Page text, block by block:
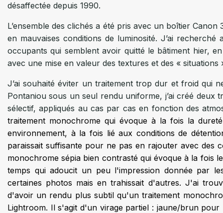
désaffectée depuis 1990.
L’ensemble des clichés a été pris avec un boîtier
en mauvaises conditions de luminosité. J’ai
occupants qui semblent avoir quitté le bâtiment hier,
avec une mise en valeur des textures et des « situations
J’ai souhaité éviter un traitement trop dur et froid qui
Pontaniou sous un seul rendu uniforme, j’ai créé
sélectif, appliqués au cas par cas en fonction des
traitement monochrome qui évoque à la fois la
environnement, à la fois lié aux conditions de
paraissait suffisante pour ne pas en rajouter avec des
monochrome sépia bien contrasté qui évoque à la fois
temps qui adoucit un peu l'impression donnée par
certaines photos mais en trahissait d'autres. J'ai
d'avoir un rendu plus subtil qu'un traitement
Lightroom. Il s'agit d'un virage partiel : jaune/brun